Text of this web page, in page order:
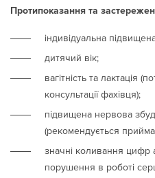
Протипоказання та
індивідуальна
дитячий вік;
вагітність та лактація
консультації фахівця);
підвищена нервова
(рекомендується
значні коливання цифр
порушення в роботі